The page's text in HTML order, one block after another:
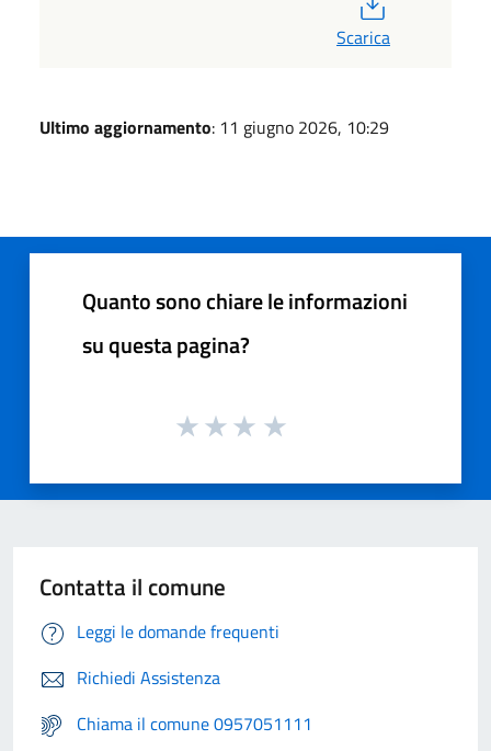
Scarica
Ultimo aggiornamento: 11 giugno 2026, 10:29
Quanto sono chiare le informazioni
su questa pagina?
Contatta il comune
Leggi le domande frequenti
Richiedi Assistenza
Chiama il comune 0957051111